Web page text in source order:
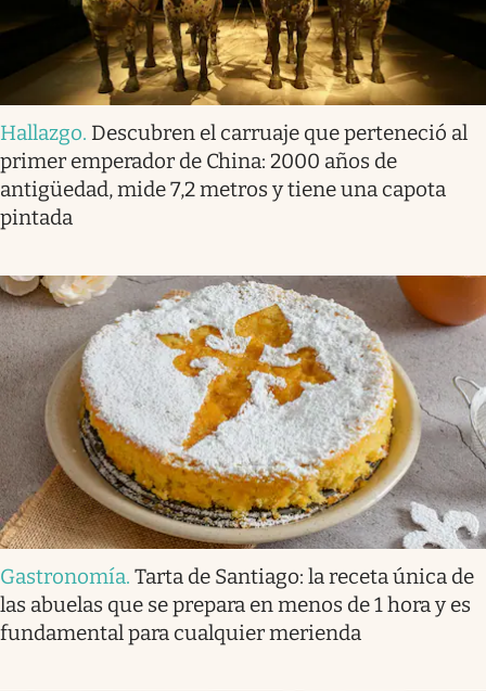
Hallazgo. Descubren el carruaje que perteneció al
primer emperador de China: 2000 años de
antigüedad, mide 7,2 metros y tiene una capota
pintada
Gastronomía. Tarta de Santiago: la receta única de
las abuelas que se prepara en menos de 1 hora y es
fundamental para cualquier merienda